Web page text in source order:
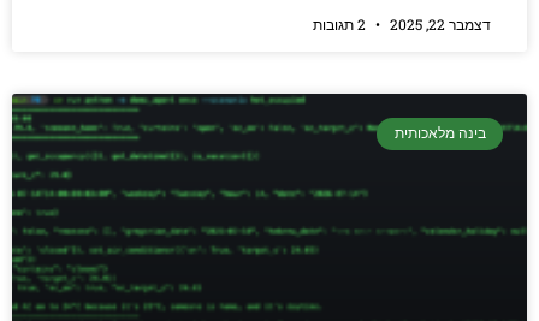
דצמבר 22, 2025
בינה מלאכותית